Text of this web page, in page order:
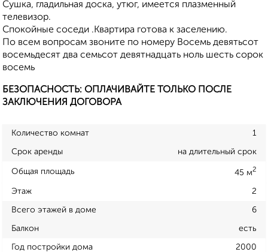
Сушка, гладильная доска, утюг, имеется плазменный
телевизор.
Спокойные соседи .Квартира готова к заселению.
По всем вопросам звоните по номеру Восемь девятьсот
восемьдесят два семьсот девятнадцать ноль шесть сорок
восемь
БЕЗОПАСНОСТЬ: ОПЛАЧИВАЙТЕ ТОЛЬКО ПОСЛЕ
ЗАКЛЮЧЕНИЯ ДОГОВОРА
Количество комнат 1
Срок аренды на длительный срок
Общая площадь 45 м2
Этаж 2
Всего этажей в доме 6
Балкон есть
Год постройки дома 2000